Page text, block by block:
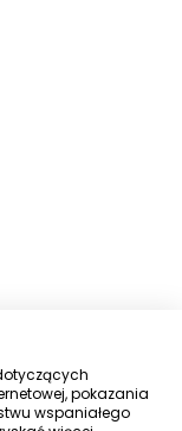
pokazania
wspaniałego